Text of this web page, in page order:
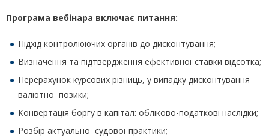
Програма вебінара включає питання:
Підхід контролюючих органів до дисконтування;
Визначення та підтвердження ефективної ставки відсотка;
Перерахунок курсових різниць, у випадку дисконтування
валютної позики;
Конвертація боргу в капітал: обліково-податкові наслідки;
Розбір актуальної судової практики;